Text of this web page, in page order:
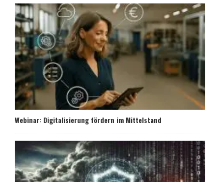
Webinar: Digitalisierung fördern im Mittelstand